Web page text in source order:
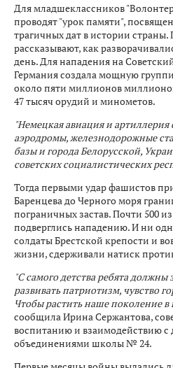
Для младшеклассников
проводят "урок памяти",
трагичных дат в истории
рассказывают, как
день. Для нападения на
Германия создала мощную
около пяти миллионов
47 тысяч орудий и минометов.
"Немецкая авиация и артиллерия
аэродромы, железнодорожные
базы и города Белорусской,
советских социалистических
Тогда первыми удар фашистов
Баренцева до Черного моря
пограничных застав. Почти 500
подверглись нападению. И ни
солдаты Брестской крепости и
жизни, сдерживали натиск
"С самого детства ребята
развивать патриотизм, чувство
Чтобы растить наше поколение в
сообщила Ирина Сержантова,
воспитанию и взаимодействию
объединениями школы № 24.